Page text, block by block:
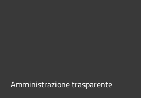
Amministrazione trasparente